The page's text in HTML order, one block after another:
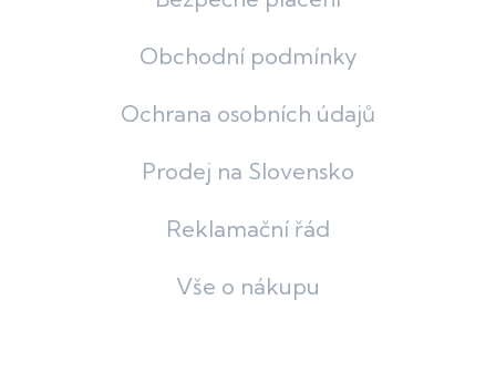
Obchodní podmínky
Ochrana osobních údajů
Prodej na Slovensko
Reklamační řád
Vše o nákupu